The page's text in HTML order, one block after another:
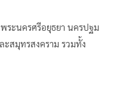
ระนครศรีอยุธยา นครปฐม
สมุทรสงคราม รวมทั้ง